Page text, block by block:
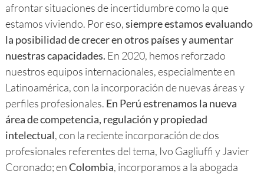
afrontar situaciones de incertidumbre como la que
estamos viviendo. Por eso,siempre estamos evaluando
la posibilidad de crecer en otros países y aumentar
nuestras capacidades. En 2020, hemos reforzado
nuestros equipos internacionales, especialmente en
Latinoamérica, con la incorporación de nuevas áreas y
perfiles profesionales. En Perú estrenamos la nueva
área de competencia, regulación y propiedad
intelectual, con la reciente incorporación de dos
profesionales referentes del tema, Ivo Gagliuffi y Javier
Coronado; enColombia, incorporamos a la abogada